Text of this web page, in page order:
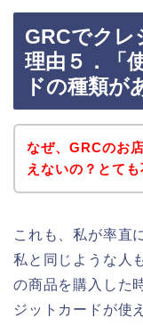
GRCでクレ
理由５．「
ドの種類が
なぜ、GRCのお
えないの？とて
これも、私が率直
私と同じような人
の商品を購入した
ジットカードが使